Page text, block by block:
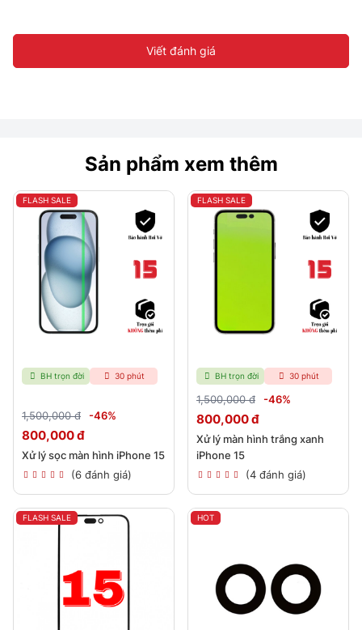
Viết đánh giá
Sản phẩm xem thêm
FLASH SALE
BH trọn đời 30 phút
1,500,000 đ -46%
800,000 đ
Xử lý sọc màn hình iPhone 15
(6 đánh giá)
FLASH SALE
BH trọn đời 30 phút
1,500,000 đ -46%
800,000 đ
Xử lý màn hình trắng xanh
iPhone 15
(4 đánh giá)
FLASH SALE HOT